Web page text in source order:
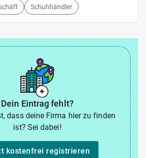
Schuhhändler
Dein Eintrag fehlt?
dass deine Firma hier zu finden
ist? Sei dabei!
kostenfrei registrieren